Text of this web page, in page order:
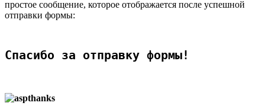
простое сообщение, которое отображается после успешной
отправки формы:
Спасибо за отправку формы!